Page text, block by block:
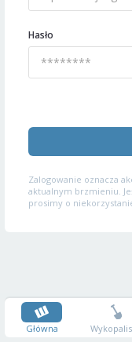
Hasło
Zalogowanie oznacza
aktualnym brzmieniu.
prosimy o
Główna